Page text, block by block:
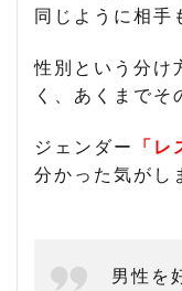
同じように相手
性別という分け
く、あくまでそ
ジェンダー 「レ
分かった気がし
男性を